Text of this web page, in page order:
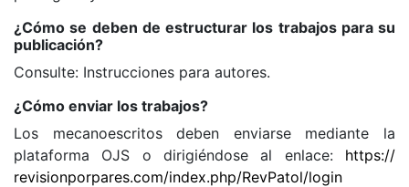
¿Cómo se deben de estructurar los trabajos para su
publicación?
Consulte: Instrucciones para autores.
¿Cómo enviar los trabajos?
Los mecanoescritos deben enviarse mediante la
plataforma OJS o dirigiéndose al enlace: https://
revisionporpares.com/index.php/RevPatol/login